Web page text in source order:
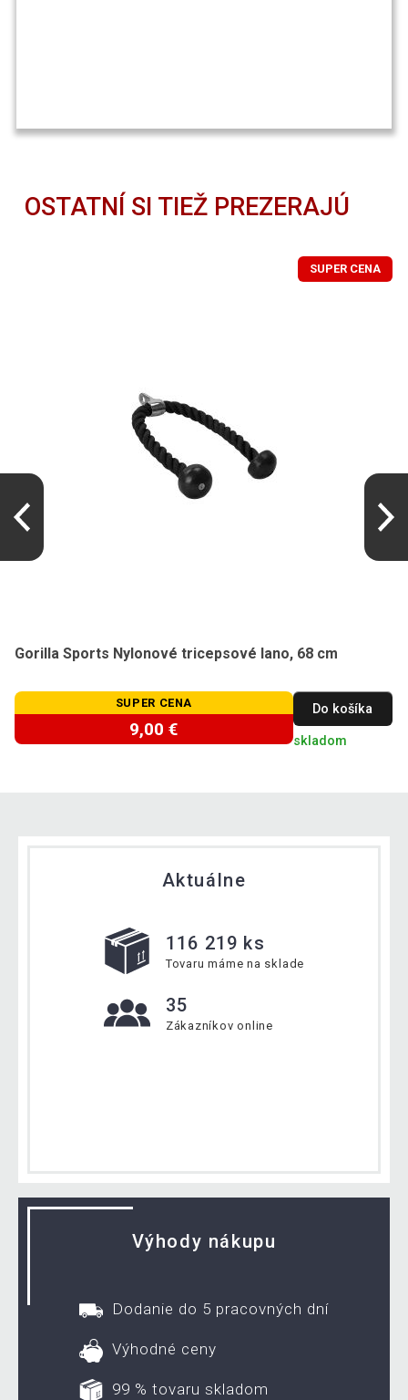
OSTATNÍ SI TIEŽ PREZERAJÚ
SUPER CENA
Gorilla Sports Nylonové tricepsové lano, 68 cm
SUPER CENA
9,00 €
Do košíka
skladom
Aktuálne
116 219 ks
Tovaru máme na sklade
35
Zákazníkov online
Výhody nákupu
Dodanie do 5 pracovných dní
Výhodné ceny
99 % tovaru skladom